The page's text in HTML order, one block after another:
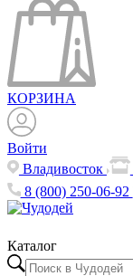
КОРЗИНА
Войти
Владивосток
8 (800) 250-06-92
Каталог